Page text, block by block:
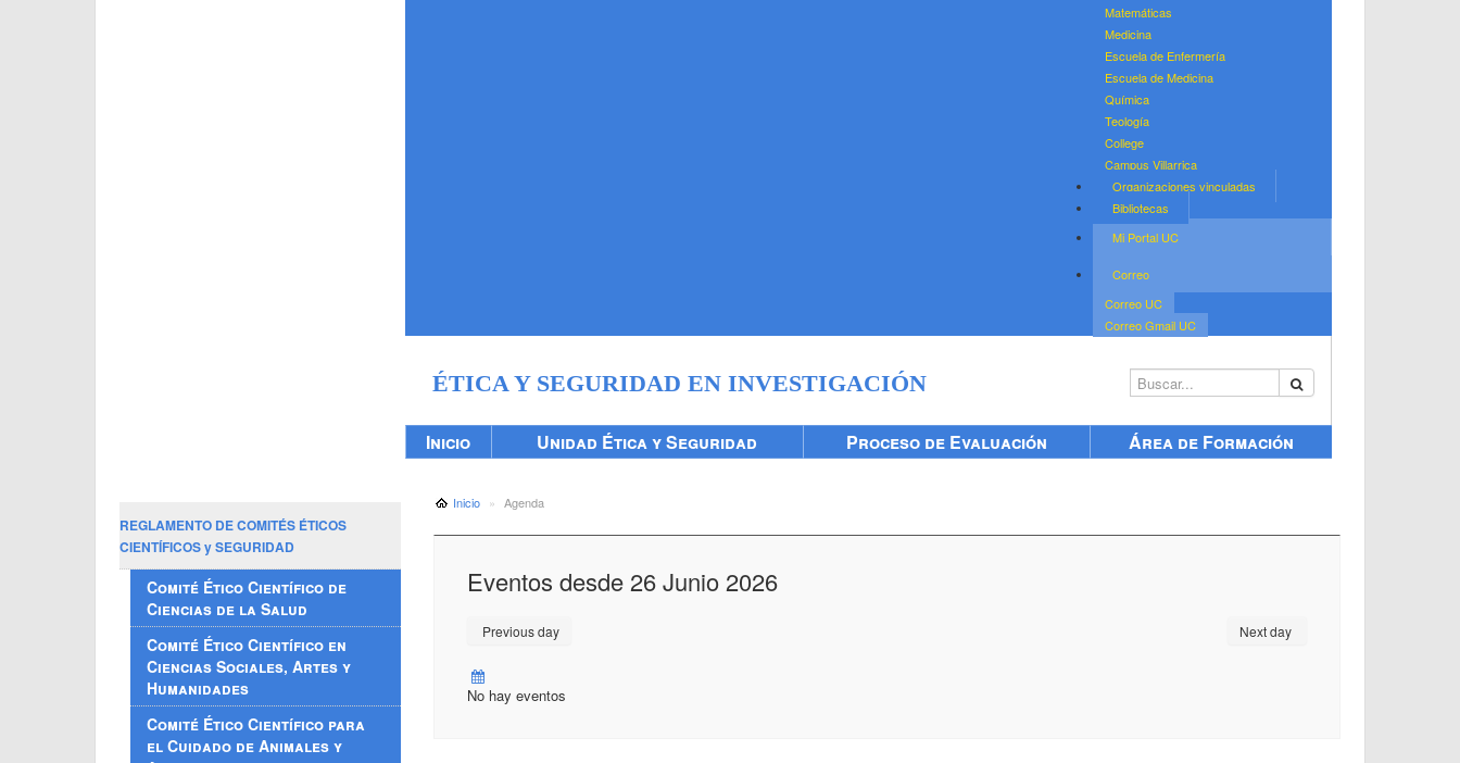
Matemáticas
Medicina
Escuela de Enfermería
Escuela de Medicina
Química
Teología
College
Campus Villarrica
Organizaciones vinculadas
Bibliotecas
Mi Portal UC
Correo
Correo UC
Correo Gmail UC
Buscar...
ÉTICA Y SEGURIDAD EN INVESTIGACIÓN
Inicio Unidad Ética y Seguridad Proceso de Evaluación Área de Formación
Inicio » Agenda
Eventos desde 26 Junio 2026
Previous day Next day
No hay eventos
REGLAMENTO DE COMITÉS ÉTICOS
CIENTÍFICOS y SEGURIDAD
Comité Ético Científico de
Ciencias de la Salud
Comité Ético Científico en
Ciencias Sociales, Artes y
Humanidades
Comité Ético Científico para
el Cuidado de Animales y